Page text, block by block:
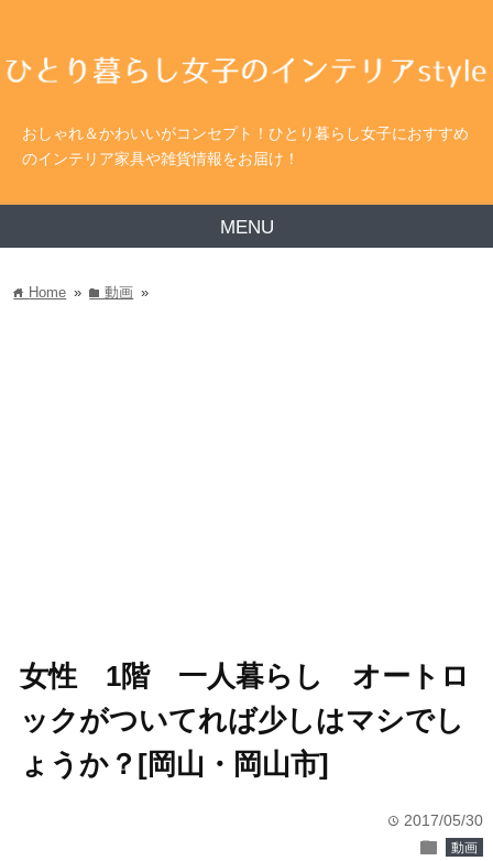
おしゃれ＆かわいいがコンセプト！ひとり暮らし女子におすすめ
のインテリア家具や雑貨情報をお届け！
MENU
home Home » folder動画 »
女性 1階 一人暮らし オートロ
ックがついてれば少しはマシでし
ょうか？[岡山・岡山市]
time 2017/05/30
folder 動画